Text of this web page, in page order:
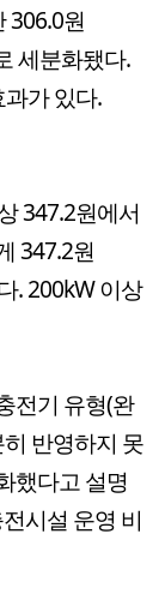
306.0원
세분화됐다.
가 있다.
347.2원에서
347.2원
. 200kW 이상
전기 유형(완
히 반영하지 못
했다고 설명
시설 운영 비